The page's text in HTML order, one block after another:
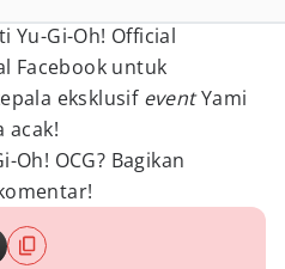
Yu-Gi-Oh! Official
Facebook untuk
eksklusif eventYami
acak!
Oh! OCG? Bagikan